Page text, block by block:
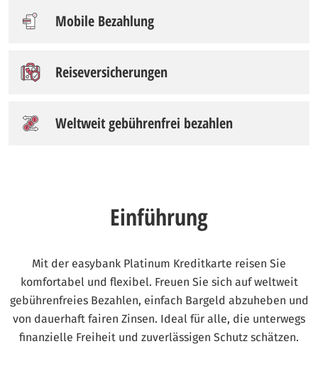
Mobile Bezahlung
Reiseversicherungen
Weltweit gebührenfrei bezahlen
Einführung
Mit der easybank Platinum Kreditkarte reisen Sie
komfortabel und flexibel. Freuen Sie sich auf weltweit
gebührenfreies Bezahlen, einfach Bargeld abzuheben und
von dauerhaft fairen Zinsen. Ideal für alle, die unterwegs
finanzielle Freiheit und zuverlässigen Schutz schätzen.